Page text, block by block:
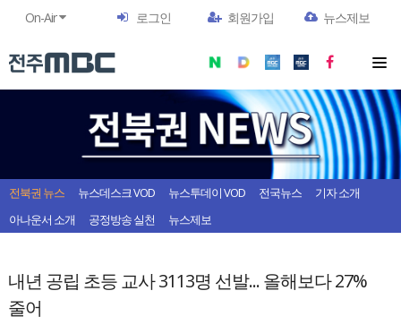
On-Air 로그인 회원가입 뉴스제보
전북권 뉴스 뉴스데스크 VOD 뉴스투데이 VOD 전국뉴스
기자 소개
아나운서 소개
공정방송 실천 뉴스제보
내년 공립 초등 교사 3113명 선발... 올해보다 27%
줄어